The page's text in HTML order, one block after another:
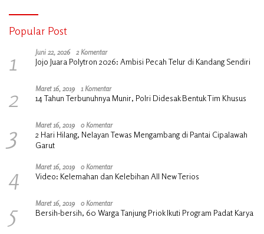
Popular Post
1 Juni 22, 2026 2 Komentar
Jojo Juara Polytron 2026: Ambisi Pecah Telur di Kandang Sendiri
2 Maret 16, 2019 1 Komentar
14 Tahun Terbunuhnya Munir, Polri Didesak Bentuk Tim Khusus
3 Maret 16, 2019 0 Komentar
2 Hari Hilang, Nelayan Tewas Mengambang di Pantai Cipalawah
Garut
4 Maret 16, 2019 0 Komentar
Video: Kelemahan dan Kelebihan All New Terios
5 Maret 16, 2019 0 Komentar
Bersih-bersih, 60 Warga Tanjung Priok Ikuti Program Padat Karya